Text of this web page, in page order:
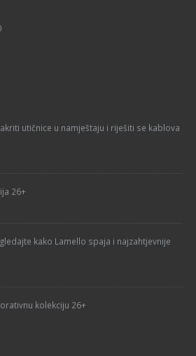
utičnice u namještaju i riješiti se kablova
26+
kako Lamello spaja i najzahtjevnije
kolekciju 26+